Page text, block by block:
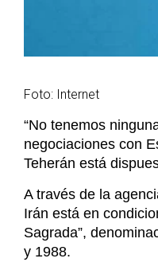
Foto: Internet
“No tenemos
negociaciones con
Teherán está
A través de la
Irán está en
Sagrada”,
y 1988.